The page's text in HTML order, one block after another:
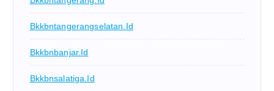
Bkkbntangerangselatan.id
Bkkbnbanjar.id
Bkkbnsalatiga.id